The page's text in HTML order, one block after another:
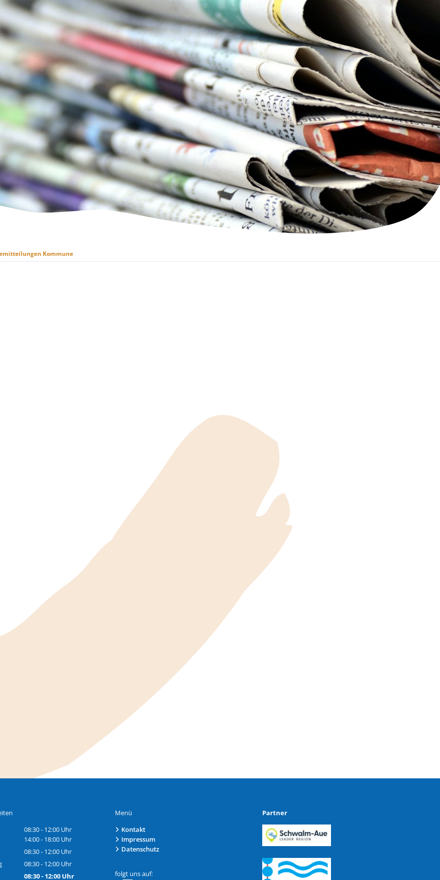
Freizeit & Tourismus Wirtschaft & Handel Kultur- Termine - Veranstaltungen
Kommune
08:30- 12:00 Uhr
Von 08:30 bis 12:00 Uhr
14:00- 18:00 Uhr
Von 14:00 bis 18:00 Uhr
08:30- 12:00 Uhr
Von 08:30 bis 12:00 Uhr
08:30- 12:00 Uhr
Von 08:30 bis 12:00 Uhr
08:30- 12:00 Uhr
Menü
Kontakt
Impressum
Datenschutz
folgt uns auf:
Partner